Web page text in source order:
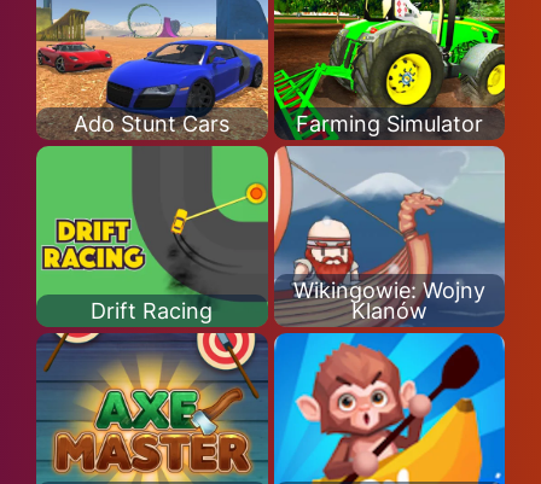
Ado Stunt Cars Farming Simulator
Drift Racing
Wikingowie: Wojny
Klanów